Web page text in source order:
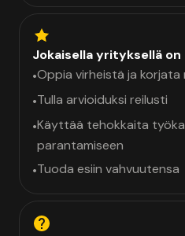
Jokaisella yrityksellä on
•Oppia virheistä ja korjata
•Tulla arvioiduksi reilusti
•Käyttää tehokkaita
parantamiseen
•Tuoda esiin vahvuutensa